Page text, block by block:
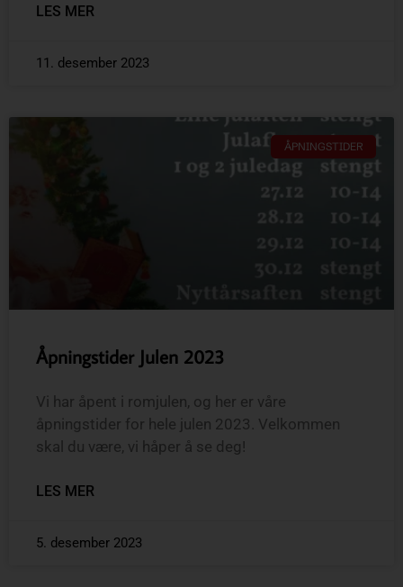
LES MER
11. desember 2023
ÅPNINGSTIDER
Åpningstider Julen 2023
Vi har åpent i romjulen, og her er våre
åpningstider for hele julen 2023. Velkommen
skal du være, vi håper å se deg!
LES MER
5. desember 2023